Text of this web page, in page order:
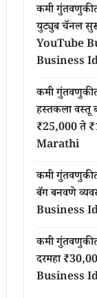
कमी
युट्युब चॅनल
YouTube
Business
कमी
हस्तकला वस्तू
₹25,000 ते
Marathi
कमी
बॅग बनवणे
Business
कमी
दरमहा
Business